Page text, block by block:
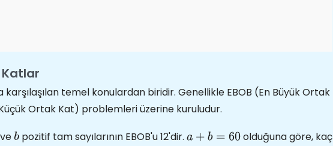
Katlar
karşılaşılan temel konulardan biridir. Genellikle EBOB (En Büyük Ortak
Ortak Kat) problemleri üzerine kuruludur.
vebpozitif tam sayılarının EBOB'u 12'dir. a+b =60
olduğuna göre, kaç